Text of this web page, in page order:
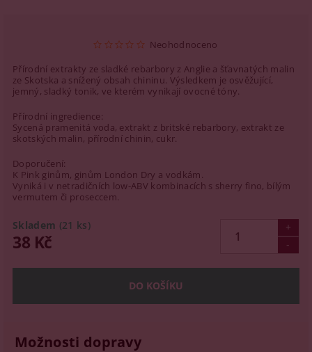
Neohodnoceno
Přírodní extrakty ze sladké rebarbory z Anglie a šťavnatých malin
ze Skotska a snížený obsah chininu. Výsledkem je osvěžující,
jemný, sladký tonik, ve kterém vynikají ovocné tóny.
Přírodní ingredience:
Sycená pramenitá voda, extrakt z britské rebarbory, extrakt ze
skotských malin, přírodní chinin, cukr.
Doporučení:
K Pink ginům, ginům London Dry a vodkám.
Vyniká i v netradičních low-ABV kombinacích s sherry fino, bílým
vermutem či proseccem.
Skladem (21 ks)
38 Kč
Možnosti dopravy